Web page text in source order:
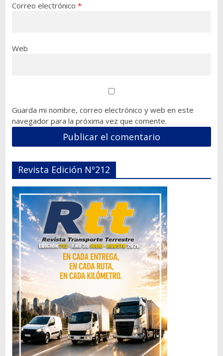
Correo electrónico *
Web
Guarda mi nombre, correo electrónico y web en este
navegador para la próxima vez que comente.
Revista Edición Nº212